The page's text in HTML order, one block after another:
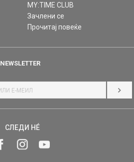
MY:TIME CLUB
Зачлени се
Прочитај повеќе
NEWSLETTER
СЛЕДИ НÉ